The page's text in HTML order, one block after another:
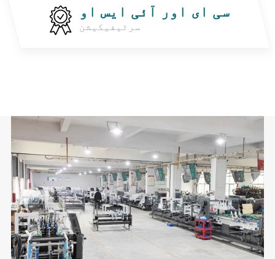
سی ای اور آئی ایس او
سرٹیفیکیشن